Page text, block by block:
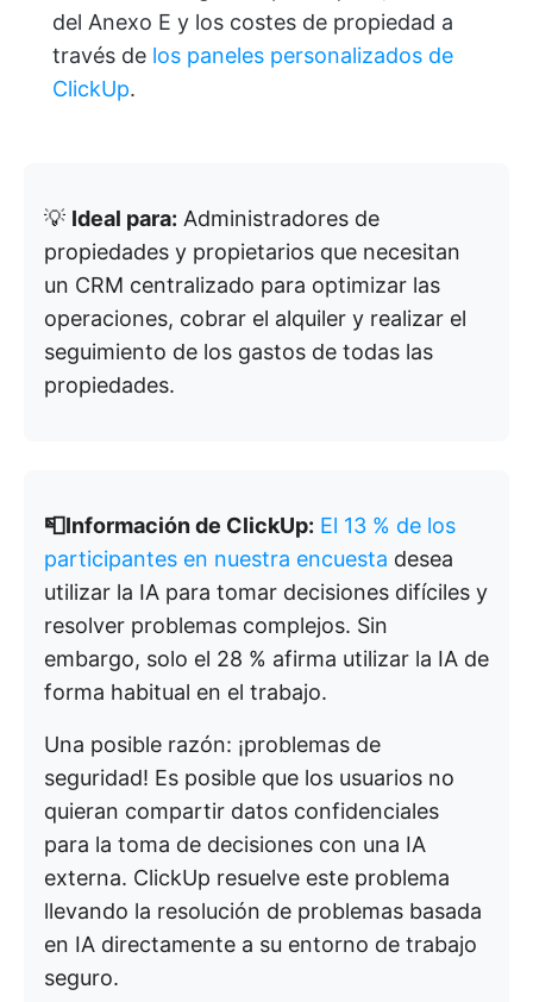
del Anexo E y los costes de propiedad a
través de los paneles personalizados de
ClickUp.
💡 Ideal para: Administradores de
propiedades y propietarios que necesitan
un CRM centralizado para optimizar las
operaciones, cobrar el alquiler y realizar el
seguimiento de los gastos de todas las
propiedades.
📮Información de ClickUp: El 13 % de los
participantes en nuestra encuesta desea
utilizar la IA para tomar decisiones difíciles y
resolver problemas complejos. Sin
embargo, solo el 28 % afirma utilizar la IA de
forma habitual en el trabajo.
Una posible razón: ¡problemas de
seguridad! Es posible que los usuarios no
quieran compartir datos confidenciales
para la toma de decisiones con una IA
externa. ClickUp resuelve este problema
llevando la resolución de problemas basada
en IA directamente a su entorno de trabajo
seguro.